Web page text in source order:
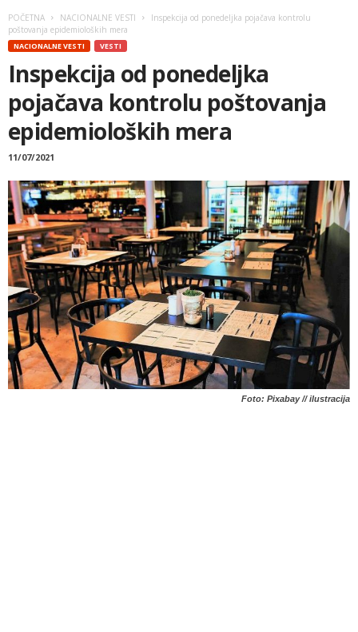
POČETNA NACIONALNE VESTI
Inspekcija od ponedeljka pojačava kontrolu
poštovanja epidemioloških mera
NACIONALNE VESTI VESTI
Inspekcija od ponedeljka
pojačava kontrolu poštovanja
epidemioloških mera
11/07/2021
Foto: Pixabay // ilustracija